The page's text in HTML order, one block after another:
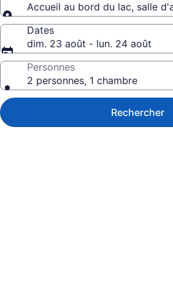
Accueil au bord du lac, salle
Dates
dim. 23 août - lun. 24 août
Personnes
2 personnes, 1 chambre
Rechercher